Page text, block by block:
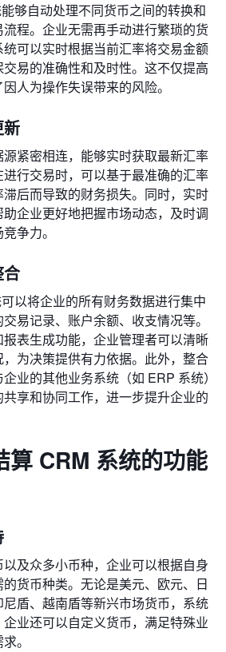
够自动处理不同货币之间的转换和
程。企业无需再手动进行繁琐的货
可以实时根据当前汇率将交易金额
易的准确性和及时性。这不仅提高
人为操作失误带来的风险。
新
紧密相连，能够实时获取最新汇率
行交易时，可以基于最准确的汇率
后而导致的财务损失。同时，实时
企业更好地把握市场动态，及时调
争力。
合
以将企业的所有财务数据进行集中
易记录、账户余额、收支情况等。
表生成功能，企业管理者可以清晰
为决策提供有力依据。此外，整合
业的其他业务系统（如 ERP 系统）
享和协同工作，进一步提升企业的
算 CRM 系统的功能
及众多小币种，企业可以根据自身
货币种类。无论是美元、欧元、日
盾、越南盾等新兴市场货币，系统
业还可以自定义货币，满足特殊业
。